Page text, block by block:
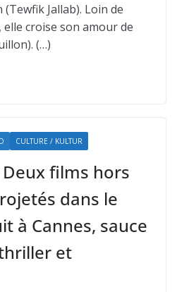
Jallab). Loin de
croise son amour de
(…)
CULTURE / KULTUR
Deux films hors
dans le
à Cannes, sauce
et